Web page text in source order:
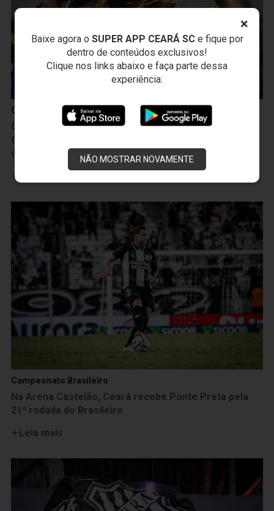
×
Baixe agora o SUPER APP CEARÁ SCe fique por
dentro de conteúdos exclusivos!
Clique nos links abaixo e faça parte dessa
experiência:
NÃO MOSTRAR NOVAMENTE
Campeonato Brasileiro
Camp. Brasileiro: Empurrado pela Nação Alvinegra,
Ceará bate a Ponte Preta por 2 a 0 e vence a 2ª
consecutiva
Campeonato Brasileiro
Na Arena Castelão, Ceará recebe Ponte Preta pela
21ª rodada do Brasileiro
Leia mais